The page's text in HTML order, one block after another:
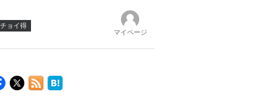
チョイ得
マイページ